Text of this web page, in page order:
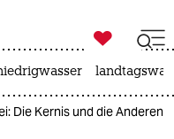

taz zahl ich
Die Kernis und die Anderen